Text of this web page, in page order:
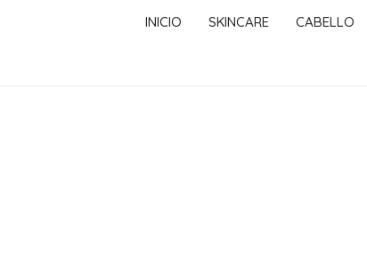
INICIO SKINCARE CABELLO